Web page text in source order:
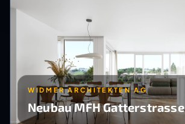
WIDMER ARCHITEKTEN AG
Neubau MFH Gatterstrasse